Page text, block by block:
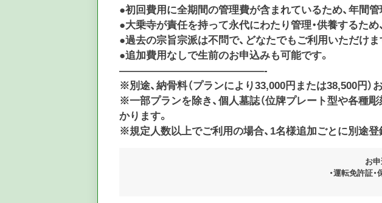
●初回費用に全期間の管理費が含まれているため、年間管
●大乗寺が責任を持って永代にわたり管理・供養するた
●過去の宗旨宗派は不問で、どなたでもご利用いただけま
●追加費用なしで生前のお申込みも可能です。
——————————————-
※別途、納骨料（プランにより33,000円または38,500円）
※一部プランを除き、個人墓誌（位牌プレート型や各種
かります。
※規定人数以上でご利用の場合、1名様追加ごとに別途登
お
・運転免許証